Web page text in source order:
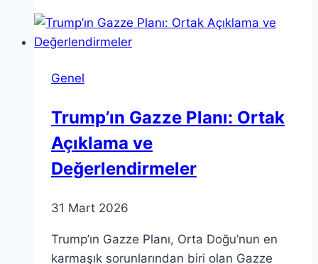
Tasarım
ve
Genel
Trump’ın Gazze Planı: Ortak
Açıklama ve
Değerlendirmeler
31 Mart 2026
Trump’ın Gazze Planı, Orta Doğu’nun en
karmaşık sorunlarından biri olan Gazze